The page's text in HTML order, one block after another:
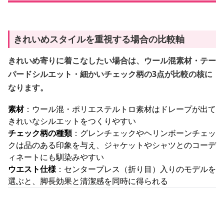
きれいめスタイルを重視する場合の比較軸
きれいめ寄りに着こなしたい場合は、ウール混素材・テー
パードシルエット・細かいチェック柄の3点が比較の核に
なります。
素材：ウール混・ポリエステルトロ素材はドレープが出て
きれいなシルエットをつくりやすい
チェック柄の種類：グレンチェックやヘリンボーンチェッ
クは品のある印象を与え、ジャケットやシャツとのコーデ
ィネートにも馴染みやすい
ウエスト仕様：センタープレス（折り目）入りのモデルを
選ぶと、脚長効果と清潔感を同時に得られる